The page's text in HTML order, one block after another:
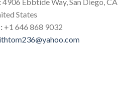
States
+1 646 868 9032